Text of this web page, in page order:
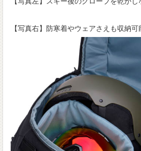
【写真右】防寒着やウェアさえも収納